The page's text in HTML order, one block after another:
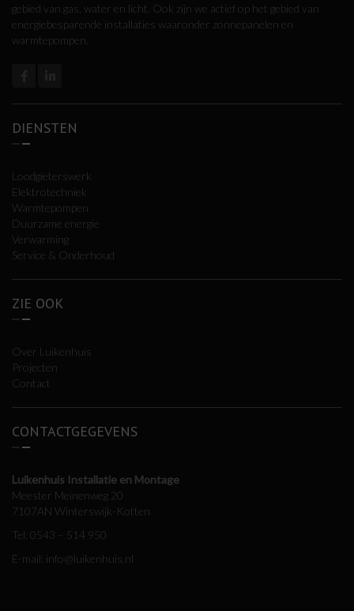
gebied van gas, water en licht. Ook zijn we actief op het gebied van
energiebesparende installaties waaronder zonnepanelen en
warmtepompen.
DIENSTEN
Loodgieterswerk
Elektrotechniek
Warmtepompen
Duurzame energie
Verwarming
Service & Onderhoud
ZIE OOK
Over Luikenhuis
Projecten
Contact
CONTACTGEGEVENS
Luikenhuis Installatie en Montage
Meester Meinenweg 20
7107AN Winterswijk-Kotten
Tel: 0543 – 514 950
E-mail: info@luikenhuis.nl